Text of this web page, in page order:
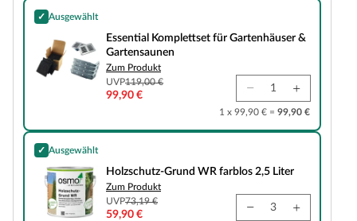
✓ Ausgewählt
Essential Komplettset für Gartenhäuser & Gartensaunen
Essential Komplettset für Gartenhäuser &
Gartensaunen
Zum Produkt
UVP119,00 €
99,90 €
1 x 99,90 € = 99,90 €
✓ Ausgewählt
Holzschutz-Grund WR farblos 2,5 Liter
Holzschutz-Grund WR farblos 2,5 Liter
Zum Produkt
UVP73,19 €
59,90 €